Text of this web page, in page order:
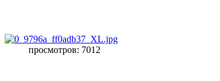
просмотров: 7012